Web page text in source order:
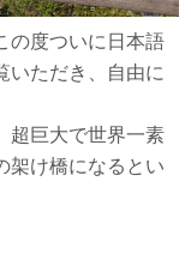
の度ついに日本語
いただき、自由に
超巨大で世界一素
架け橋になるとい